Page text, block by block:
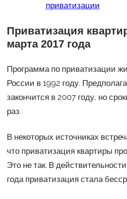
приватизации
Приватизация
марта 2017 года
Программа по приватизации
России в 1992 году.
закончится в 2007 году, но
раз.
В некоторых источниках
что приватизация квартиры
Это не так. В
года приватизация стала